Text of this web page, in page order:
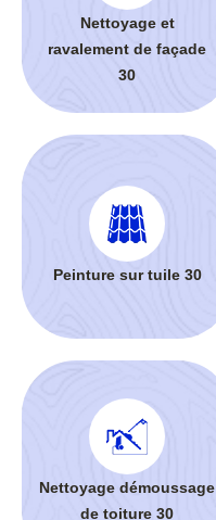
Nettoyage et
ravalement de façade
30
Peinture sur tuile 30
Nettoyage démoussage
de toiture 30